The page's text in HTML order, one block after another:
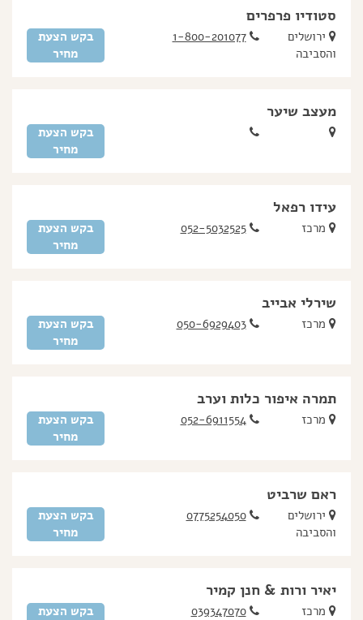
סטודיו פרפרים
ירושלים
והסביבה
1-800-201077
בקש הצעת
מחיר
מעצב שיער
בקש הצעת
מחיר
עידו רפאל
מרכז 052-5032525
בקש הצעת
מחיר
שירלי אבייב
מרכז 050-6929403
בקש הצעת
מחיר
תמרה איפור כלות וערב
מרכז 052-6911554
בקש הצעת
מחיר
ראם שרביט
ירושלים
והסביבה
0775254050
בקש הצעת
מחיר
יאיר ורות & חנן קמיר
מרכז 039347070 בקש הצעת